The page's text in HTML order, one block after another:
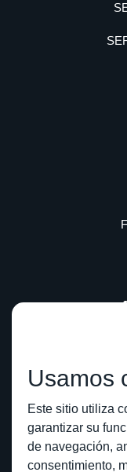
Usamos
Este sitio utiliza
garantizar su
de navegación,
consentimiento,